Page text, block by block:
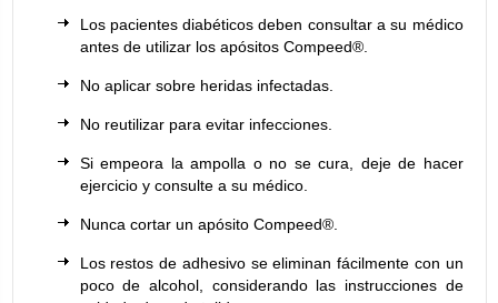
Los pacientes diabéticos deben consultar a su médico
antes de utilizar los apósitos Compeed®.
No aplicar sobre heridas infectadas.
No reutilizar para evitar infecciones.
Si empeora la ampolla o no se cura, deje de hacer
ejercicio y consulte a su médico.
Nunca cortar un apósito Compeed®.
Los restos de adhesivo se eliminan fácilmente con un
poco de alcohol, considerando las instrucciones de